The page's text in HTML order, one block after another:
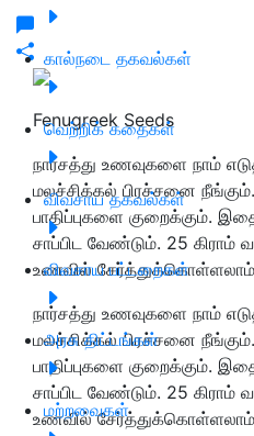
கால்நடை தகவல்கள்
வெற்றிக் கதைகள்
விவசாய தகவல்கள்
விவசாய பட்டறைகள்
அரசு திட்டங்கள்
மற்றவைகள்
Fenugreek Seeds
நார்சத்து உணவுகளை நாம்
மலச்சிக்கல் பிரச்சனை
பாதிப்புகளை குறைக்கும்.
சாப்பிட வேண்டும். 25
உணவில்
நார்சத்து உணவுகளை நாம்
மலச்சிக்கல் பிரச்சனை
பாதிப்புகளை குறைக்கும்.
சாப்பிட வேண்டும். 25
உணவில்